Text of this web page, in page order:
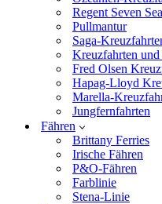
Regent Seven
Pullmantur
Saga-
Kreuzfahrten und
Fred Olsen
Hapag-Lloyd
Marella-
Jungfernfahrten
Fähren
Brittany Ferries
Irische Fähren
P&O-Fähren
Farblinie
Stena-Linie